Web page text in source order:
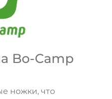
Bo-Camp
ножки, что